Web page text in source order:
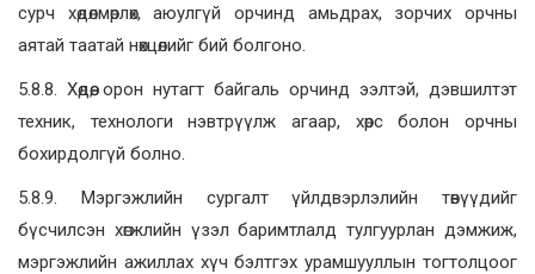
сурч хөдөлмөрлөх, аюулгүй орчинд амьдрах, зорчих орчны
аятай таатай нөхцөлийг бий болгоно.
5.8.8. Хөдөө, орон нутагт байгаль орчинд ээлтэй, дэвшилтэт
техник, технологи нэвтрүүлж агаар, хөрс болон орчны
бохирдолгүй болно.
5.8.9. Мэргэжлийн сургалт үйлдвэрлэлийн төвүүдийг
бүсчилсэн хөгжлийн үзэл баримтлалд тулгуурлан дэмжиж,
мэргэжлийн ажиллах хүч бэлтгэх урамшууллын тогтолцоог